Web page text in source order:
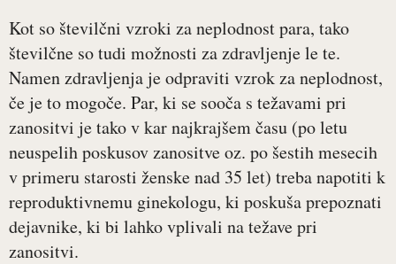
Kot so številčni vzroki za neplodnost para, tako
številčne so tudi možnosti za zdravljenje le te.
Namen zdravljenja je odpraviti vzrok za neplodnost,
če je to mogoče. Par, ki se sooča s težavami pri
zanositvi je tako v kar najkrajšem času (po letu
neuspelih poskusov zanositve oz. po šestih mesecih
v primeru starosti ženske nad 35 let) treba napotiti k
reproduktivnemu ginekologu, ki poskuša prepoznati
dejavnike, ki bi lahko vplivali na težave pri
zanositvi.